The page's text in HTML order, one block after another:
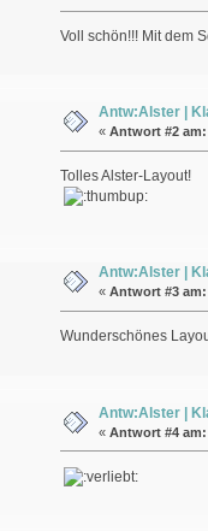
Voll schön!!! Mit dem
Antw:Alster |
« Antwort #2 am:
Tolles Alster-Layout!
Antw:Alster |
« Antwort #3 am:
Wunderschönes
Antw:Alster |
« Antwort #4 am: